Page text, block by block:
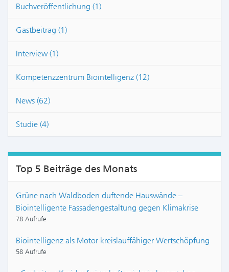
Buchveröffentlichung (1)
Gastbeitrag (1)
Interview (1)
Kompetenzzentrum Biointelligenz (12)
News (62)
Studie (4)
Top 5 Beiträge des Monats
Grüne nach Waldboden duftende Hauswände –
Biointelligente Fassadengestaltung gegen Klimakrise
78 Aufrufe
Biointelligenz als Motor kreislauffähiger Wertschöpfung
58 Aufrufe